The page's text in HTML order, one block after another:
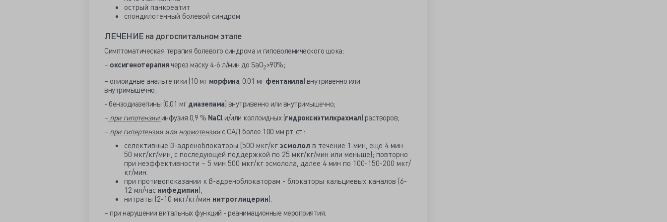
острый панкреатит
спондилогенный болевой синдром
ЛЕЧЕНИЕ на догоспитальном этапе
Симптоматическая терапия болевого синдрома и гиповолемического шока:
– оксигенотерапия через маску 4-6 л/мин до SaO2>90%;
– опиоидные анальгетики (10 мг морфина, 0.01 мг фентанила) внутривенно или
внутримышечно;
- бензодиазепины (0.01 мг диазепама) внутривенно или внутримышечно;
– при гипотензии инфузия 0,9 % NaClи/или коллоидных (гидроксиэтилкрахмал) растворов;
– при гипертензии или нормотензиис САД более 100 мм рт. ст.:
селективные β-адреноблокаторы (500 мкг/кг эсмолол в течение 1 мин, ещё 4 мин
50 мкг/кг/мин, с последующей поддержкой по 25 мкг/кг/мин или меньше); повторно
при неэффективности – 5 мин 500 мкг/кг эсмолола, далее 4 мин по 100-150-200 мкг/
кг/мин.
при противопоказании к β-адреноблокаторам - блокаторы кальциевых каналов (6-
12 мл/час нифедипин);
нитраты (2-10 мкг/кг/мин нитроглицерин).
– при нарушении витальных функций - реанимационные мероприятия.